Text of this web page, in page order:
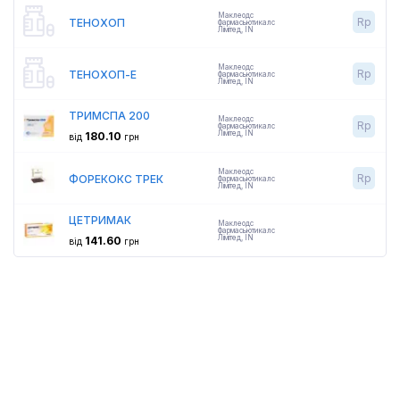
ТЕНОХОП
Маклеодс
Фармасьютикалс
Лімітед
IN
Rp
ТЕНОХОП-Е
Маклеодс
Фармасьютикалс
Лімітед
IN
Rp
ТРИМСПА 200
від 180.10 грн
Маклеодс
Фармасьютикалс
Лімітед, IN
Rp
ФОРЕКОКС ТРЕК
Маклеодс
Фармасьютикалс
Лімітед
IN
Rp
ЦЕТРИМАК
від 141.60 грн
Маклеодс
Фармасьютикалс
Лімітед, IN